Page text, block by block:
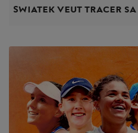
Swiatek veut tracer